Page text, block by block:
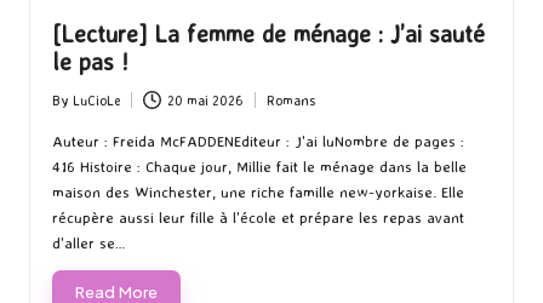
[Lecture] La femme de ménage : J’ai sauté
le pas !
Posted
by
By LuCioLe 20 mai 2026
Posted
Romans
Auteur : Freida McFADDENEditeur : J'ai luNombre de pages :
416 Histoire : Chaque jour, Millie fait le ménage dans la belle
maison des Winchester, une riche famille new-yorkaise. Elle
récupère aussi leur fille à l'école et prépare les repas avant
d'aller se…
Read More